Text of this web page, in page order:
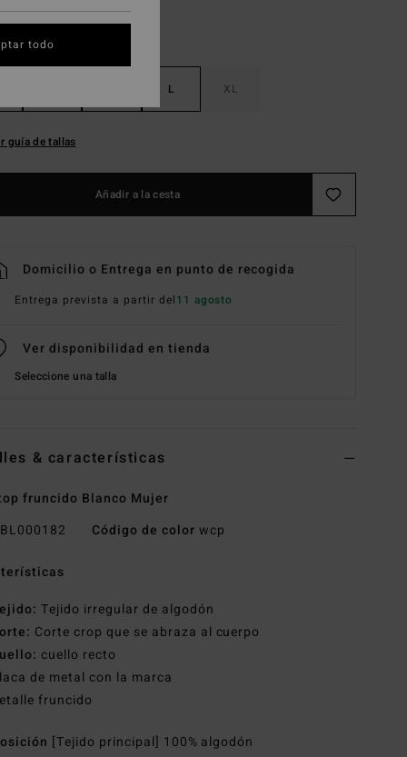
L XL
guía de tallas
Añadir a la cesta
Domicilio o Entrega en punto de recogida
Entrega prevista a partir del11 agosto
Ver disponibilidad en tienda
Seleccione una talla
& características
fruncido Blanco Mujer
BL000182 Código de color wcp
Tejido irregular de algodón
Corte crop que se abraza al cuerpo
cuello recto
de metal con la marca
fruncido
[Tejido principal] 100% algodón
todo